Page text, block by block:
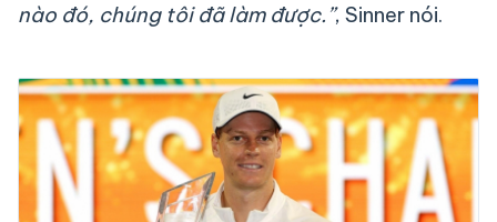
nào đó, chúng tôi đã làm được.”, Sinner nói.